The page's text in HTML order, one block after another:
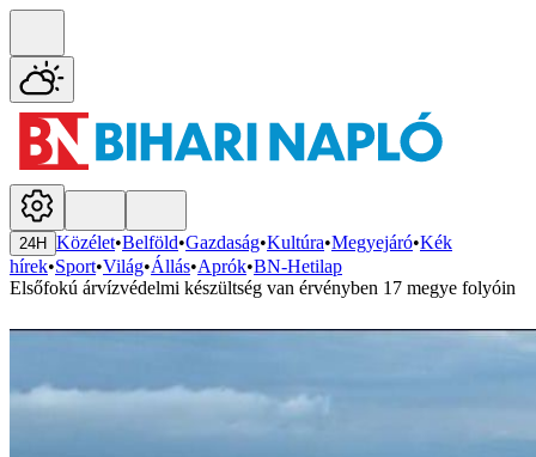
24H Közélet•Belföld•Gazdaság•Kultúra•Megyejáró•Kék
hírek•Sport•Világ•Állás•Aprók•BN-Hetilap
Elsőfokú árvízvédelmi készültség van érvényben 17 megye folyóin